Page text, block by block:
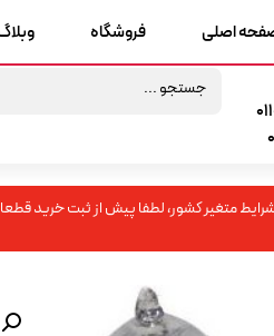
اصلی فروشگاه
شرایط متغیر کشور، لطفا پیش از ثبت خرید